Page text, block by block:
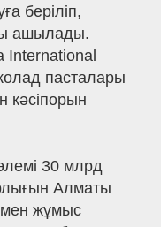
беріліп,
ашылады.
International
пасталары
кәсіпорын
30 млрд
Алматы
жұмыс